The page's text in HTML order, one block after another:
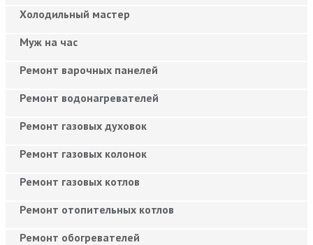
Холодильный мастер
Муж на час
Ремонт варочных панелей
Ремонт водонагревателей
Ремонт газовых духовок
Ремонт газовых колонок
Ремонт газовых котлов
Ремонт отопительных котлов
Ремонт обогревателей